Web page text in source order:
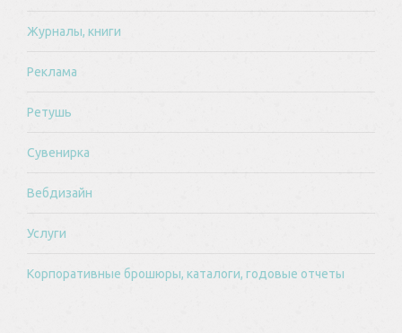
Журналы, книги
Реклама
Ретушь
Сувенирка
Вебдизайн
Услуги
Корпоративные брошюры, каталоги, годовые отчеты